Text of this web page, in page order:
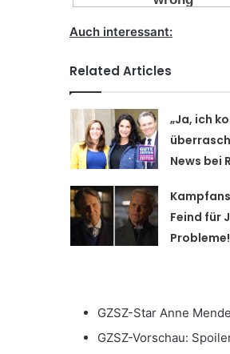
Auch interessant:
Related Articles
„Ja, ich
News bei
Feind für
Probleme!
GZSZ-Star Anne
GZSZ-Vorschau: